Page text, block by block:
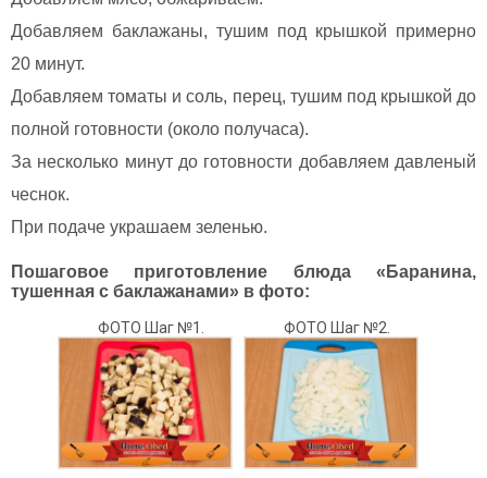
Добавляем баклажаны, тушим под крышкой примерно
20 минут.
Добавляем томаты и соль, перец, тушим под крышкой до
полной готовности (около получаса).
За несколько минут до готовности добавляем давленый
чеснок.
При подаче украшаем зеленью.
Пошаговое приготовление блюда «Баранина,
тушенная с баклажанами» в фото:
ФОТО Шаг №1. ФОТО Шаг №2.